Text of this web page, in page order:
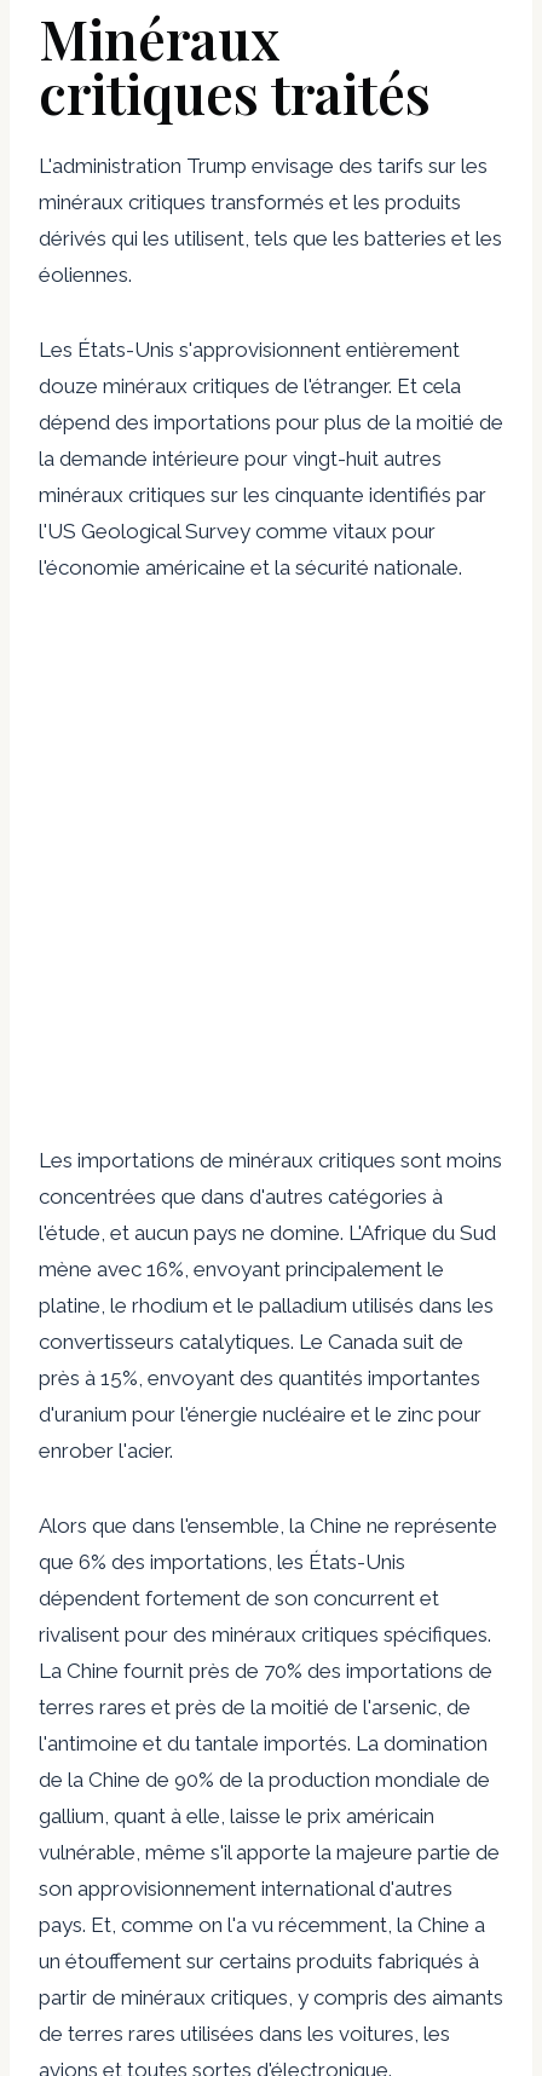
Minéraux
critiques traités
L'administration Trump envisage des tarifs sur les
minéraux critiques transformés et les produits
dérivés qui les utilisent, tels que les batteries et les
éoliennes.
Les États-Unis s'approvisionnent entièrement
douze minéraux critiques de l'étranger. Et cela
dépend des importations pour plus de la moitié de
la demande intérieure pour vingt-huit autres
minéraux critiques sur les cinquante identifiés par
l'US Geological Survey comme vitaux pour
l'économie américaine et la sécurité nationale.
Les importations de minéraux critiques sont moins
concentrées que dans d'autres catégories à
l'étude, et aucun pays ne domine. L'Afrique du Sud
mène avec 16%, envoyant principalement le
platine, le rhodium et le palladium utilisés dans les
convertisseurs catalytiques. Le Canada suit de
près à 15%, envoyant des quantités importantes
d'uranium pour l'énergie nucléaire et le zinc pour
enrober l'acier.
Alors que dans l'ensemble, la Chine ne représente
que 6% des importations, les États-Unis
dépendent fortement de son concurrent et
rivalisent pour des minéraux critiques spécifiques.
La Chine fournit près de 70% des importations de
terres rares et près de la moitié de l'arsenic, de
l'antimoine et du tantale importés. La domination
de la Chine de 90% de la production mondiale de
gallium, quant à elle, laisse le prix américain
vulnérable, même s'il apporte la majeure partie de
son approvisionnement international d'autres
pays. Et, comme on l'a vu récemment, la Chine a
un étouffement sur certains produits fabriqués à
partir de minéraux critiques, y compris des aimants
de terres rares utilisées dans les voitures, les
avions et toutes sortes d'électronique.